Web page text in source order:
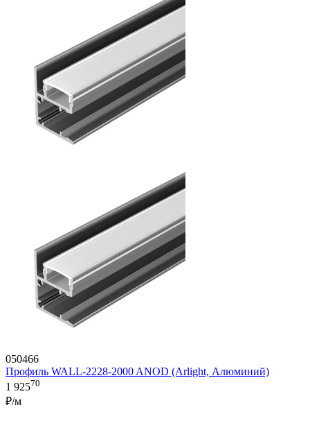
050466
Профиль WALL-2228-2000 ANOD (Arlight, Алюминий)
1 92570
₽/м